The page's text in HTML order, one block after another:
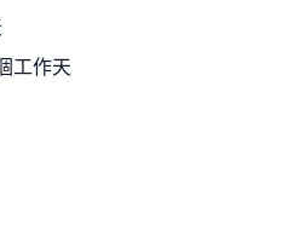
工作天